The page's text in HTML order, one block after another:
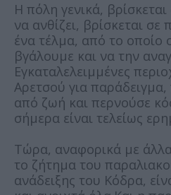
Η πόλη γενικά, βρίσκεται
να ανθίζει, βρίσκεται
ένα τέλμα, από το οποίο
βγάλουμε και να την
Εγκαταλελειμμένες
Αρετσού για
από ζωή και περνούσε
σήμερα είναι τελείως
Τώρα, αναφορικά με
το ζήτημα του
ανάδειξης του Κόδρα,